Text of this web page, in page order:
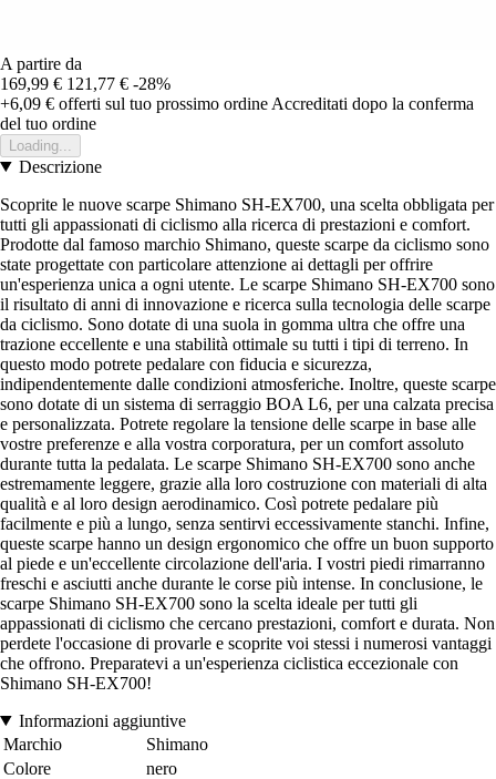
A partire da
169,99 € 121,77 € -28%
+6,09 € offerti sul tuo prossimo ordine Accreditati dopo la conferma
del tuo ordine
Loading...
Descrizione
Scoprite le nuove scarpe Shimano SH-EX700, una scelta obbligata per
tutti gli appassionati di ciclismo alla ricerca di prestazioni e comfort.
Prodotte dal famoso marchio Shimano, queste scarpe da ciclismo sono
state progettate con particolare attenzione ai dettagli per offrire
un'esperienza unica a ogni utente. Le scarpe Shimano SH-EX700 sono
il risultato di anni di innovazione e ricerca sulla tecnologia delle scarpe
da ciclismo. Sono dotate di una suola in gomma ultra che offre una
trazione eccellente e una stabilità ottimale su tutti i tipi di terreno. In
questo modo potrete pedalare con fiducia e sicurezza,
indipendentemente dalle condizioni atmosferiche. Inoltre, queste scarpe
sono dotate di un sistema di serraggio BOA L6, per una calzata precisa
e personalizzata. Potrete regolare la tensione delle scarpe in base alle
vostre preferenze e alla vostra corporatura, per un comfort assoluto
durante tutta la pedalata. Le scarpe Shimano SH-EX700 sono anche
estremamente leggere, grazie alla loro costruzione con materiali di alta
qualità e al loro design aerodinamico. Così potrete pedalare più
facilmente e più a lungo, senza sentirvi eccessivamente stanchi. Infine,
queste scarpe hanno un design ergonomico che offre un buon supporto
al piede e un'eccellente circolazione dell'aria. I vostri piedi rimarranno
freschi e asciutti anche durante le corse più intense. In conclusione, le
scarpe Shimano SH-EX700 sono la scelta ideale per tutti gli
appassionati di ciclismo che cercano prestazioni, comfort e durata. Non
perdete l'occasione di provarle e scoprite voi stessi i numerosi vantaggi
che offrono. Preparatevi a un'esperienza ciclistica eccezionale con
Shimano SH-EX700!
Informazioni aggiuntive
Marchio
Shimano
Colore
nero